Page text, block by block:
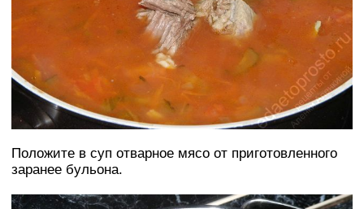
Положите в суп отварное мясо от приготовленного
заранее бульона.